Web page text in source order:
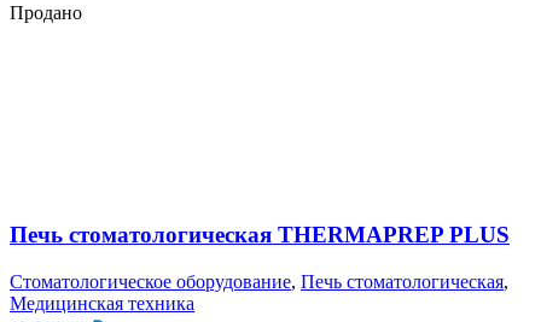
Продано
Печь стоматологическая THERMAPREP PLUS
Стоматологическое оборудование, Печь стоматологическая,
Медицинская техника